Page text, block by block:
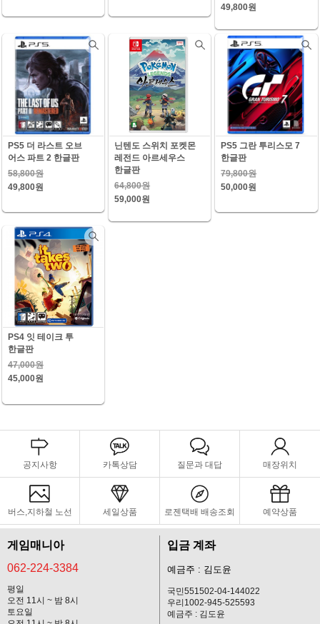
49,800원
PS5 더 라스트 오브
어스 파트 2 한글판
58,800원
49,800원
닌텐도 스위치 포켓몬
레전드 아르세우스
한글판
64,800원
59,000원
PS5 그란 투리스모 7
한글판
79,800원
50,000원
PS4 잇 테이크 투
한글판
47,000원
45,000원
공지사항 카톡상담 질문과 대답 매장위치
버스,지하철 노선 세일상품 로젠택배 배송조회 예약상품
게임매니아
062-224-3384
평일
오전 11시 ~ 밤 8시
토요일
입금 계좌
예금주 : 김도윤
국민551502-04-144022
우리1002-945-525593
예금주 : 김도윤